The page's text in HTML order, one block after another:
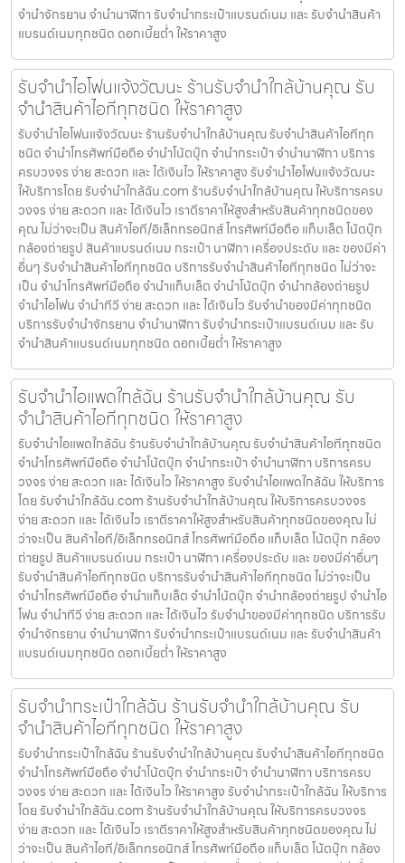
จำนำจักรยาน จำนำนาฬิกา รับจำนำกระเป๋าแบรนด์เนม และ รับจำนำสินค้า
แบรนด์เนมทุกชนิด ดอกเบี้ยต่ำ ให้ราคาสูง
รับจำนำไอโฟนแจ้งวัฒนะ ร้านรับจำนำใกล้บ้านคุณ รับ
จำนำสินค้าไอทีทุกชนิด ให้ราคาสูง
รับจำนำไอโฟนแจ้งวัฒนะ ร้านรับจำนำใกล้บ้านคุณ รับจำนำสินค้าไอทีทุก
ชนิด จำนำโทรศัพท์มือถือ จำนำโน้ตบุ๊ก จำนำกระเป๋า จำนำนาฬิกา บริการ
ครบวงจร ง่าย สะดวก และ ได้เงินไว ให้ราคาสูง รับจำนำไอโฟนแจ้งวัฒนะ
ให้บริการโดย รับจํานําใกล้ฉัน.com ร้านรับจำนำใกล้บ้านคุณ ให้บริการครบ
วงจร ง่าย สะดวก และ ได้เงินไว เราตีราคาให้สูงสำหรับสินค้าทุกชนิดของ
คุณ ไม่ว่าจะเป็น สินค้าไอที/อิเล็กทรอนิกส์ โทรศัพท์มือถือ แท็บเล็ต โน้ตบุ๊ก
กล้องถ่ายรูป สินค้าแบรนด์เนม กระเป๋า นาฬิกา เครื่องประดับ และ ของมีค่า
อื่นๆ รับจำนำสินค้าไอทีทุกชนิด บริการรับจำนำสินค้าไอทีทุกชนิด ไม่ว่าจะ
เป็น จำนำโทรศัพท์มือถือ จำนำแท็บเล็ต จำนำโน้ตบุ๊ก จำนำกล้องถ่ายรูป
จำนำไอโฟน จำนำทีวี ง่าย สะดวก และ ได้เงินไว รับจำนำของมีค่าทุกชนิด
บริการรับจำนำจักรยาน จำนำนาฬิกา รับจำนำกระเป๋าแบรนด์เนม และ รับ
จำนำสินค้าแบรนด์เนมทุกชนิด ดอกเบี้ยต่ำ ให้ราคาสูง
รับจำนำไอแพดใกล้ฉัน ร้านรับจำนำใกล้บ้านคุณ รับ
จำนำสินค้าไอทีทุกชนิด ให้ราคาสูง
รับจำนำไอแพดใกล้ฉัน ร้านรับจำนำใกล้บ้านคุณ รับจำนำสินค้าไอทีทุกชนิด
จำนำโทรศัพท์มือถือ จำนำโน้ตบุ๊ก จำนำกระเป๋า จำนำนาฬิกา บริการครบ
วงจร ง่าย สะดวก และ ได้เงินไว ให้ราคาสูง รับจำนำไอแพดใกล้ฉัน ให้บริการ
โดย รับจํานําใกล้ฉัน.com ร้านรับจำนำใกล้บ้านคุณ ให้บริการครบวงจร
ง่าย สะดวก และ ได้เงินไว เราตีราคาให้สูงสำหรับสินค้าทุกชนิดของคุณ ไม่
ว่าจะเป็น สินค้าไอที/อิเล็กทรอนิกส์ โทรศัพท์มือถือ แท็บเล็ต โน้ตบุ๊ก กล้อง
ถ่ายรูป สินค้าแบรนด์เนม กระเป๋า นาฬิกา เครื่องประดับ และ ของมีค่าอื่นๆ
รับจำนำสินค้าไอทีทุกชนิด บริการรับจำนำสินค้าไอทีทุกชนิด ไม่ว่าจะเป็น
จำนำโทรศัพท์มือถือ จำนำแท็บเล็ต จำนำโน้ตบุ๊ก จำนำกล้องถ่ายรูป จำนำไอ
โฟน จำนำทีวี ง่าย สะดวก และ ได้เงินไว รับจำนำของมีค่าทุกชนิด บริการรับ
จำนำจักรยาน จำนำนาฬิกา รับจำนำกระเป๋าแบรนด์เนม และ รับจำนำสินค้า
แบรนด์เนมทุกชนิด ดอกเบี้ยต่ำ ให้ราคาสูง
รับจำนำกระเป๋าใกล้ฉัน ร้านรับจำนำใกล้บ้านคุณ รับ
จำนำสินค้าไอทีทุกชนิด ให้ราคาสูง
รับจำนำกระเป๋าใกล้ฉัน ร้านรับจำนำใกล้บ้านคุณ รับจำนำสินค้าไอทีทุกชนิด
จำนำโทรศัพท์มือถือ จำนำโน้ตบุ๊ก จำนำกระเป๋า จำนำนาฬิกา บริการครบ
วงจร ง่าย สะดวก และ ได้เงินไว ให้ราคาสูง รับจำนำกระเป๋าใกล้ฉัน ให้บริการ
โดย รับจํานําใกล้ฉัน.com ร้านรับจำนำใกล้บ้านคุณ ให้บริการครบวงจร
ง่าย สะดวก และ ได้เงินไว เราตีราคาให้สูงสำหรับสินค้าทุกชนิดของคุณ ไม่
ว่าจะเป็น สินค้าไอที/อิเล็กทรอนิกส์ โทรศัพท์มือถือ แท็บเล็ต โน้ตบุ๊ก กล้อง